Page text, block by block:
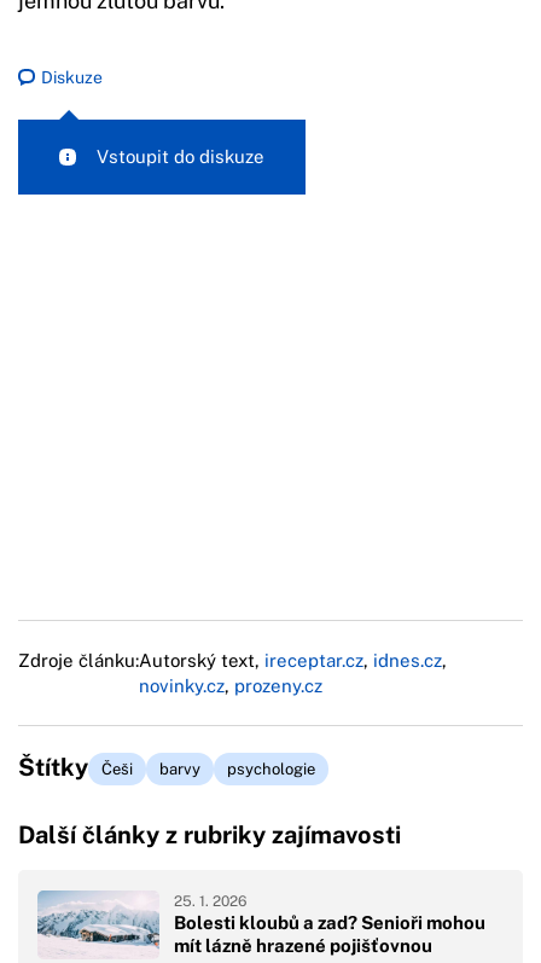
Diskuze
Vstoupit do diskuze
Zdroje článku:Autorský text, ireceptar.cz, idnes.cz,
novinky.cz, prozeny.cz
Štítky Češi barvy psychologie
Další články z rubriky zajímavosti
Bolesti kloubů a zad? Senioři mohou
mít lázně hrazené pojišťovnou
25. 1. 2026